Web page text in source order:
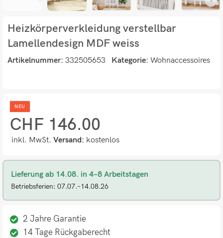
Heizkörperverkleidung verstellbar
Lamellendesign MDF weiss
Artikelnummer: 332505653 Kategorie: Wohnaccessoires
NEU
CHF 146.00
inkl. MwSt. Versand: kostenlos
Lieferung ab 14.08. in 4–8 Arbeitstagen
Betriebsferien: 07.07.–14.08.26
2 Jahre Garantie
14 Tage Rückgaberecht